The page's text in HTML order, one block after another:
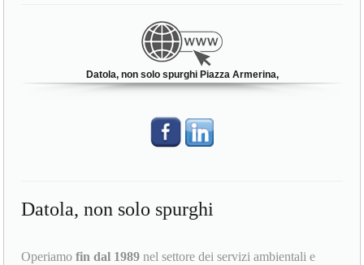
Datola, non solo spurghi Piazza Armerina,
Datola, non solo spurghi
Operiamofin dal 1989 nel settore dei servizi ambientali e